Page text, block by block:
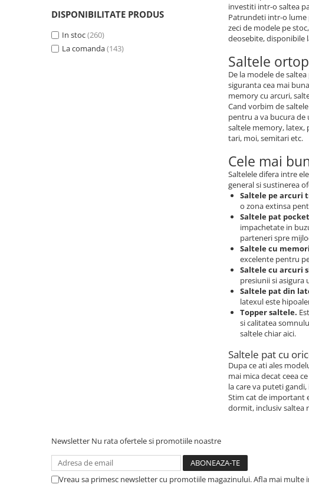
Pocket Memory (12)
Memory cu arcuri
DISPONIBILITATE PRODUS
In stoc(260)
La comanda(143)
investiti intr-o saltea
Patrundeti intr-o lume
zeci de modele pe
deosebite, disponibile
Saltele
De la modele de
siguranta cea mai
memory cu arcuri,
Cand vorbim de
pentru a va bucura
saltele memory, latex,
tari, moi, semitari etc.
Cele mai
Saltelele difera intre
general si sustinerea
Saltele pe arcuri
o zona extinsa
Saltele pat
impachetate in
parteneri spre
Saltele cu
excelente pentru
Saltele cu arcuri
presiunii si asigura
Saltele pat din
latexul este
Topper saltele.
si calitatea
saltele chiar aici.
Saltele pat cu
Dupa ce ati ales
mai mica decat ceea
la care va puteti
Stim cat de important
dormit, inclusiv saltea
Newsletter Nu rata ofertele si promotiile noastre
Vreau sa primesc newsletter cu promotiile magazinului. Afla mai multe